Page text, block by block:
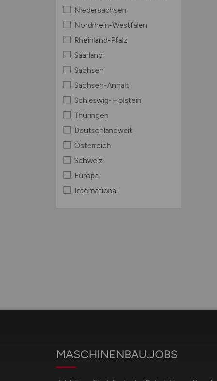
Niedersachsen
Nordrhein-Westfalen
Rheinland-Pfalz
Saarland
Sachsen
Sachsen-Anhalt
Schleswig-Holstein
Thüringen
Deutschlandweit
Österreich
Schweiz
Europa
International
MASCHINENBAU.JOBS